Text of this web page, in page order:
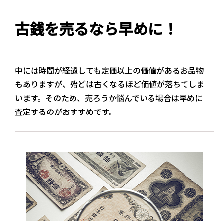
古銭を売るなら早めに！
中には時間が経過しても定価以上の価値があるお品物
もありますが、殆どは古くなるほど価値が落ちてしま
います。そのため、売ろうか悩んでいる場合は早めに
査定するのがおすすめです。